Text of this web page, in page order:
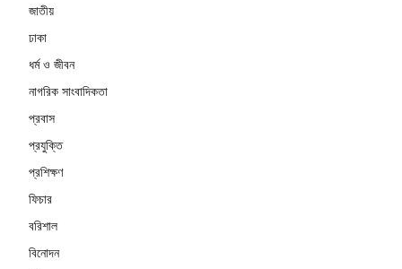
জাতীয়
ঢাকা
ধর্ম ও জীবন
নাগরিক সাংবাদিকতা
প্রবাস
প্রযুক্তি
প্রশিক্ষণ
ফিচার
বরিশাল
বিনোদন